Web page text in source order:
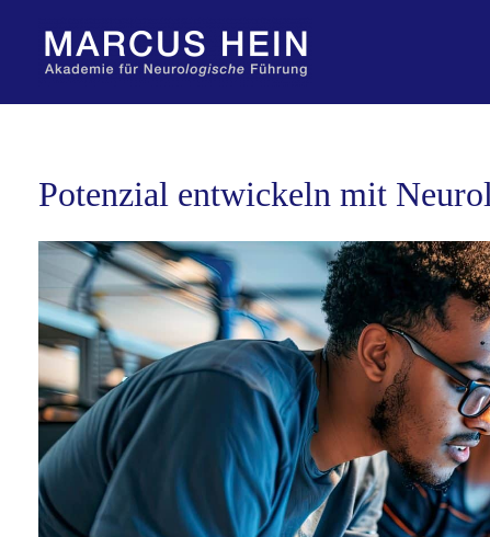
springen
Potenzial entwickeln mit